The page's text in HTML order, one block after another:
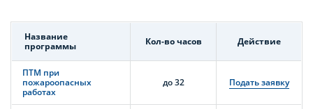
Название
программы
Кол-во часов Действие
ПТМ при
пожароопасных
работах
до 32 Подать заявку